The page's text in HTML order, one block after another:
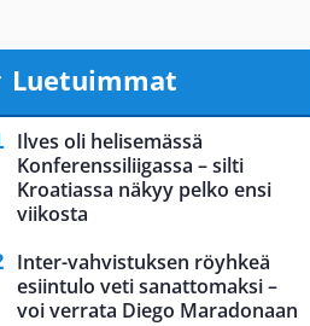
Luetuimmat
Ilves oli helisemässä
Konferenssiliigassa – silti
Kroatiassa näkyy pelko ensi
viikosta
Inter-vahvistuksen röyhkeä
esiintulo veti sanattomaksi –
voi verrata Diego Maradonaan